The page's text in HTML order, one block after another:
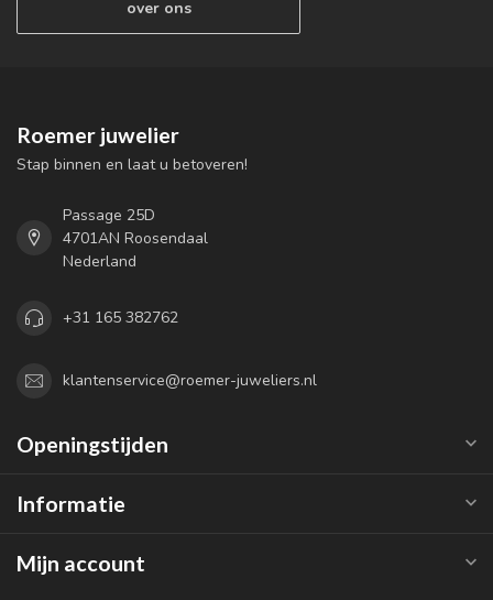
over ons
Roemer juwelier
Stap binnen en laat u betoveren!
Passage 25D
4701AN Roosendaal
Nederland
+31 165 382762
klantenservice@roemer-juweliers.nl
Openingstijden
Informatie
Mijn account